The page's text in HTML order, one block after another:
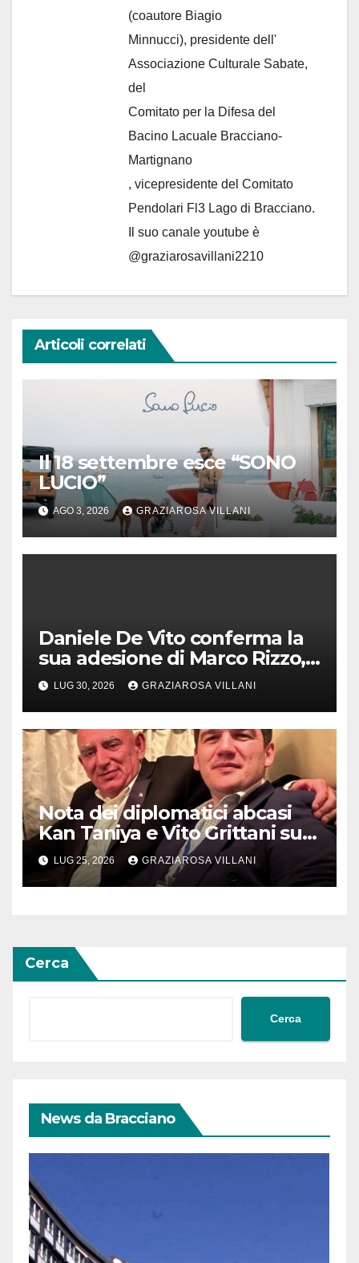
(coautore Biagio
Minnucci), presidente dell'
Associazione Culturale Sabate,
del
Comitato per la Difesa del
Bacino Lacuale Bracciano-
Martignano
, vicepresidente del Comitato
Pendolari Fl3 Lago di Bracciano.
Il suo canale youtube è
@graziarosavillani2210
Articoli correlati
Il 18 settembre esce “SONO
LUCIO”
AGO 3, 2026 GRAZIAROSA VILLANI
Daniele De Vito conferma la
sua adesione di Marco Rizzo,
nel rispetto delle decisioni
del 1° Congress
LUG 30, 2026 GRAZIAROSA VILLANI
Nota dei diplomatici abcasi
Kan Taniya e Vito Grittani su
cosiddetto “ritiro
riconoscimento” di Abcasia e
Ossezia del Sud da parte della
LUG 25, 2026 GRAZIAROSA VILLANI
Cerca
Cerca
News da Bracciano